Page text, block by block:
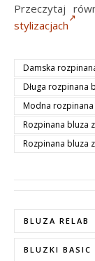
Przeczytaj
stylizacjach
Damska
Długa rozpinana
Modna
Rozpinana bluza
Rozpinana bluza
BLUZA RELAB
BLUZKI BASIC